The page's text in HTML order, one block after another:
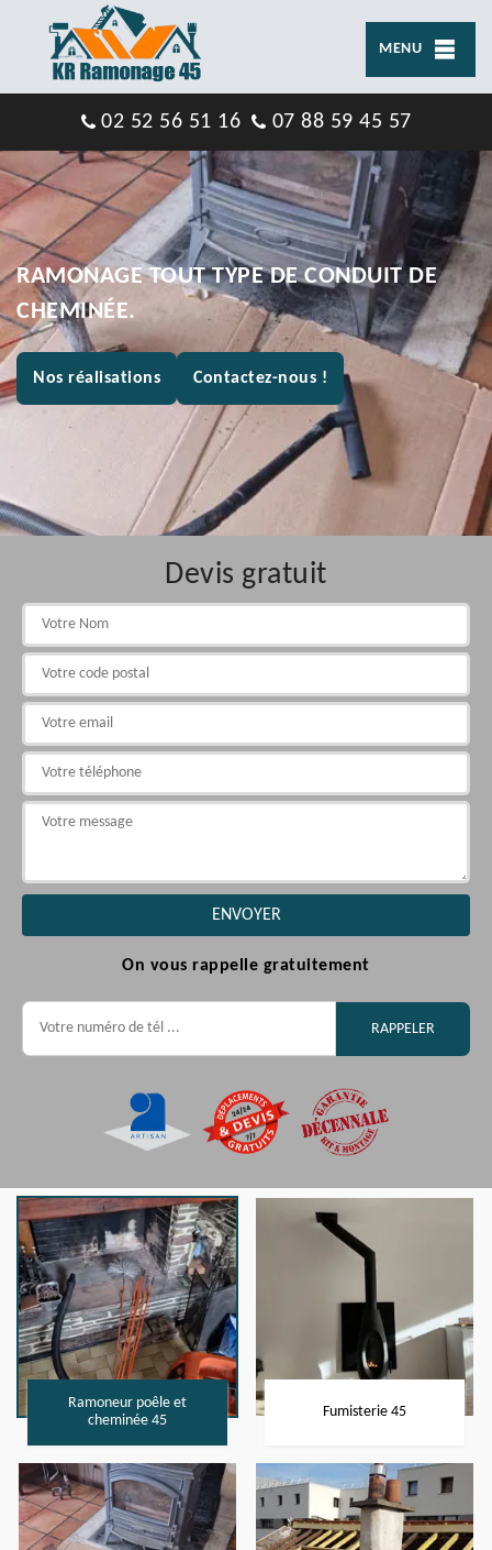
MENU
02 52 56 51 16 07 88 59 45 57
RAMONAGE TOUT TYPE DE CONDUIT DE
CHEMINÉE.
Nos réalisations Contactez-nous !
Devis gratuit
On vous rappelle gratuitement
Ramoneur poêle et
cheminée 45
Fumisterie 45